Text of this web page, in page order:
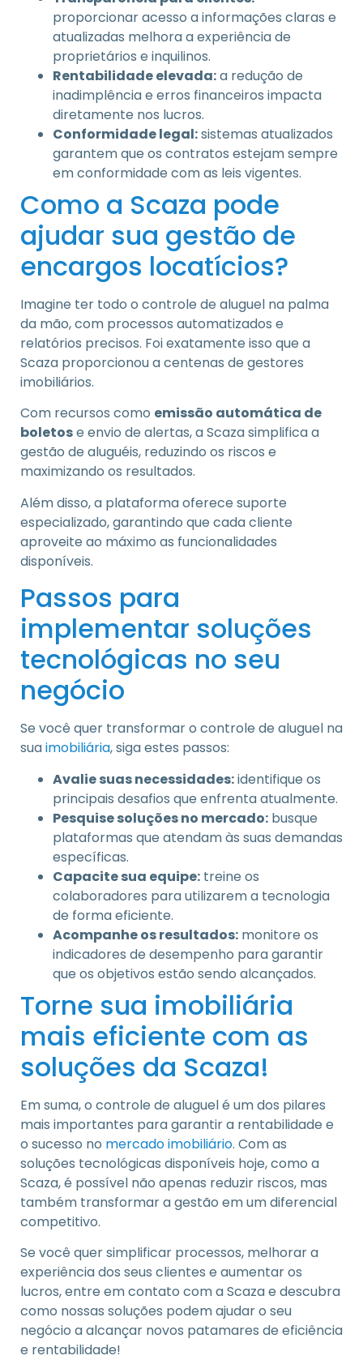
proporcionar acesso a informações claras e
atualizadas melhora a experiência de
proprietários e inquilinos.
Rentabilidade elevada:a redução de
inadimplência e erros financeiros impacta
diretamente nos lucros.
Conformidade legal:sistemas atualizados
garantem que os contratos estejam sempre
em conformidade com as leis vigentes.
Como a Scaza pode
ajudar sua gestão de
encargos locatícios?
Imagine ter todo o controle de aluguel na palma
da mão, com processos automatizados e
relatórios precisos. Foi exatamente isso que a
Scaza proporcionou a centenas de gestores
imobiliários.
Com recursos como emissão automática de
boletose envio de alertas, a Scaza simplifica a
gestão de aluguéis, reduzindo os riscos e
maximizando os resultados.
Além disso, a plataforma oferece suporte
especializado, garantindo que cada cliente
aproveite ao máximo as funcionalidades
disponíveis.
Passos para
implementar soluções
tecnológicas no seu
negócio
Se você quer transformar o controle de aluguel na
suaimobiliária, siga estes passos:
Avalie suas necessidades:identifique os
principais desafios que enfrenta atualmente.
Pesquise soluções no mercado: busque
plataformas que atendam às suas demandas
específicas.
Capacite sua equipe: treine os
colaboradores para utilizarem a tecnologia
de forma eficiente.
Acompanhe os resultados: monitore os
indicadores de desempenho para garantir
que os objetivos estão sendo alcançados.
Torne sua imobiliária
mais eficiente com as
soluções da Scaza!
Em suma, o controle de aluguel é um dos pilares
mais importantes para garantir a rentabilidade e
o sucesso no mercado imobiliário. Com as
soluções tecnológicas disponíveis hoje, como a
Scaza, é possível não apenas reduzir riscos, mas
também transformar a gestão em um diferencial
competitivo.
Se você quer simplificar processos, melhorar a
experiência dos seus clientes e aumentar os
lucros, entre em contato com a Scaza e descubra
como nossas soluções podem ajudar o seu
negócio a alcançar novos patamares de eficiência
e rentabilidade!